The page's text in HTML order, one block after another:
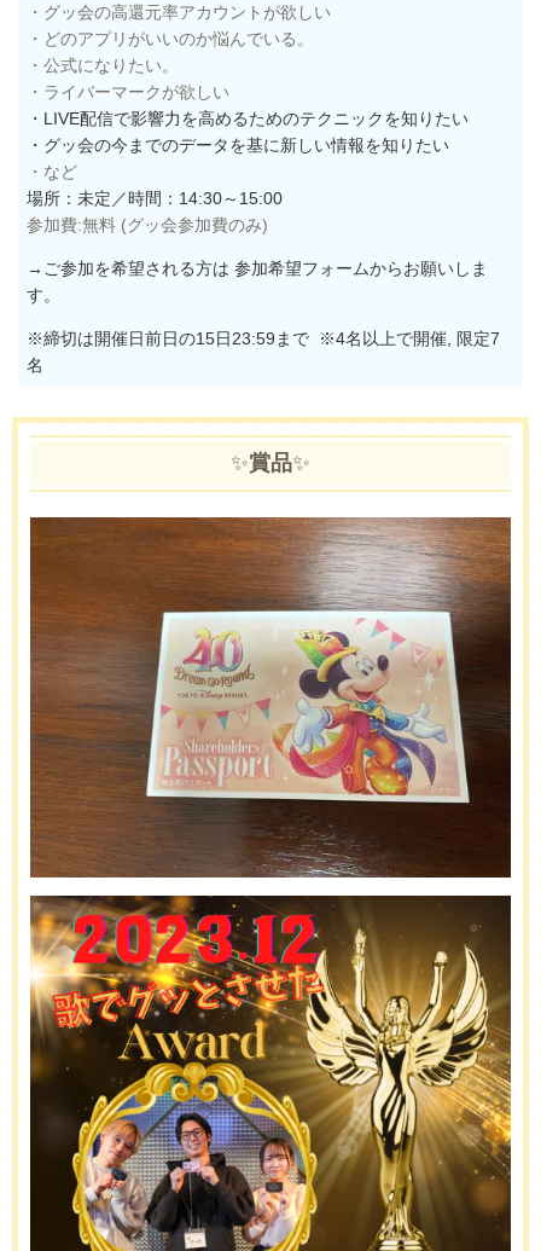
・グッ会の高還元率アカウントが欲しい
・どのアプリがいいのか悩んでいる。
・公式になりたい。
・ライバーマークが欲しい
・LIVE配信で影響力を高めるためのテクニックを知りたい
・グッ会の今までのデータを基に新しい情報を知りたい
・など
場所：未定／時間：14:30～15:00
参加費:無料 (グッ会参加費のみ)
→ご参加を希望される方は 参加希望フォームからお願いしま
す。
※締切は開催日前日の15日23:59まで ※4名以上で開催, 限定7
名
✨賞品✨